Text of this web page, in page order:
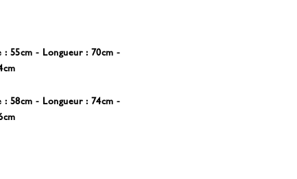
: 55cm - Longueur : 70cm -
: 58cm - Longueur : 74cm -